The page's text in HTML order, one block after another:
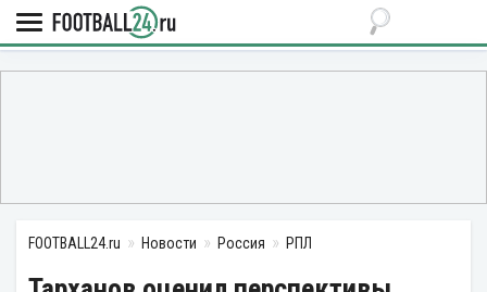
FOOTBALL24.ru Новости Россия РПЛ